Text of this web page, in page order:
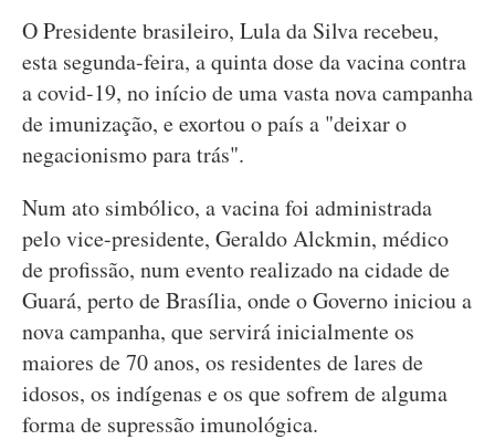
O Presidente brasileiro, Lula da Silva recebeu,
esta segunda-feira, a quinta dose da vacina contra
a covid-19, no início de uma vasta nova campanha
de imunização, e exortou o país a "deixar o
negacionismo para trás".
Num ato simbólico, a vacina foi administrada
pelo vice-presidente, Geraldo Alckmin, médico
de profissão, num evento realizado na cidade de
Guará, perto de Brasília, onde o Governo iniciou a
nova campanha, que servirá inicialmente os
maiores de 70 anos, os residentes de lares de
idosos, os indígenas e os que sofrem de alguma
forma de supressão imunológica.